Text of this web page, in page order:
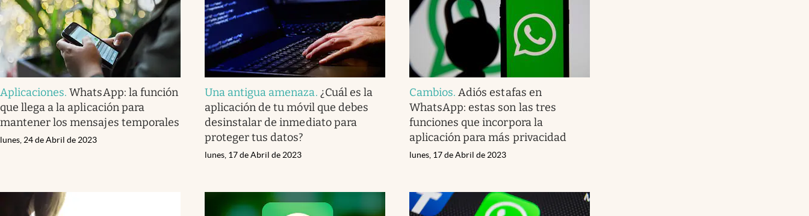
Aplicaciones.WhatsApp: la función
que llega a la aplicación para
mantener los mensajes temporales
lunes, 24 de Abril de 2023
Una antigua amenaza. ¿Cuál es la
aplicación de tu móvil que debes
desinstalar de inmediato para
proteger tus datos?
lunes, 17 de Abril de 2023
Cambios.Adiós estafas en
WhatsApp: estas son las tres
funciones que incorpora la
aplicación para más privacidad
lunes, 17 de Abril de 2023